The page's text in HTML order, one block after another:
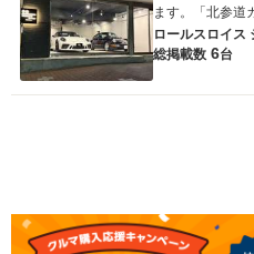
ます。「北参道
ロールスロイス
総掲載数 6台